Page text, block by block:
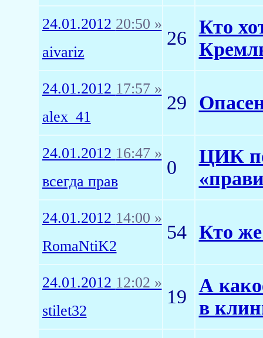
24.01.2012 20:50 »
aivariz
26
Кто
24.01.2012 17:57 »
alex_41
29
24.01.2012 16:47 »
всегда прав
0
ЦИК
24.01.2012 14:00 »
RomaNtiK2
54 Кто же
24.01.2012 12:02 »
stilet32
19
А
в